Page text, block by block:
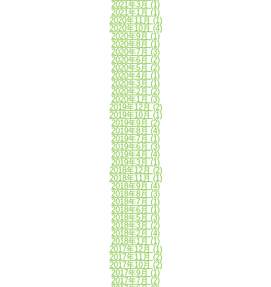
2021年3月 (1)
2021年1月 (1)
2020年11月 (1)
2020年10月 (4)
2020年9月 (1)
2020年8月 (1)
2020年7月 (3)
2020年6月 (2)
2020年5月 (2)
2020年4月 (1)
2020年3月 (1)
2020年2月 (2)
2020年1月 (3)
2019年12月 (2)
2019年10月 (1)
2019年9月 (2)
2019年8月 (4)
2019年7月 (1)
2019年6月 (3)
2019年4月 (4)
2019年3月 (1)
2018年12月 (2)
2018年11月 (1)
2018年9月 (4)
2018年8月 (3)
2018年7月 (1)
2018年6月 (1)
2018年5月 (3)
2018年3月 (2)
2018年2月 (4)
2018年1月 (1)
2017年12月 (1)
2017年11月 (2)
2017年10月 (2)
2017年9月 (1)
2017年7月 (2)